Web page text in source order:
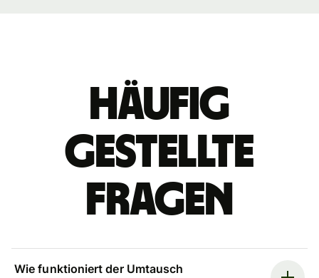
Häufig
gestellte
Fragen
Wie funktioniert der Umtausch